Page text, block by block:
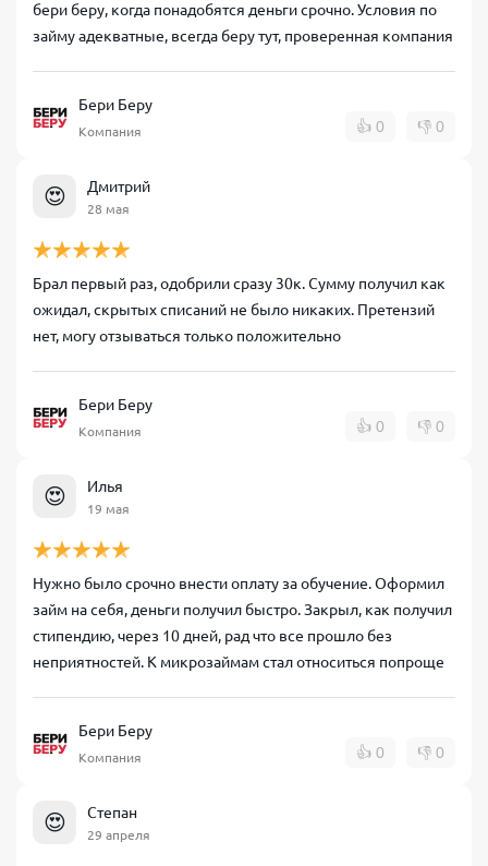
бери беру, когда понадобятся деньги срочно. Условия по
займу адекватные, всегда беру тут, проверенная компания
Бери Беру
Компания 👍 0 👎 0
😍 Дмитрий
28 мая
Брал первый раз, одобрили сразу 30к. Сумму получил как
ожидал, скрытых списаний не было никаких. Претензий
нет, могу отзываться только положительно
Бери Беру
Компания 👍 0 👎 0
😍 Илья
19 мая
Нужно было срочно внести оплату за обучение. Оформил
займ на себя, деньги получил быстро. Закрыл, как получил
стипендию, через 10 дней, рад что все прошло без
неприятностей. К микрозаймам стал относиться попроще
Бери Беру
Компания 👍 0 👎 0
😍 Степан
29 апреля